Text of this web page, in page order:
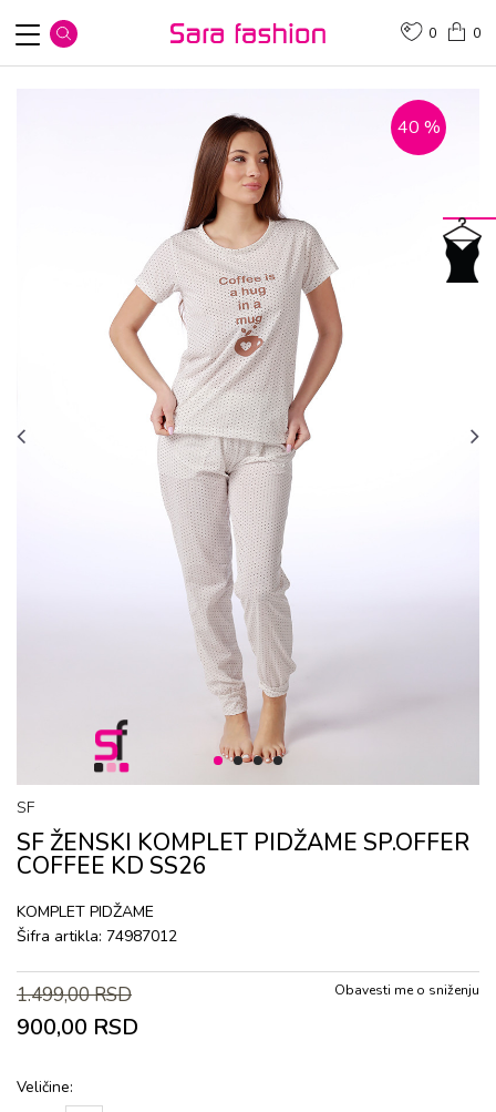
0
0
1 2 3 4
40 %
SF
SF ŽENSKI KОMPLЕT PIDŽAMЕ SP.OFFER
COFFEE KD SS26
KОMPLЕT PIDŽAMЕ
Šifra artikla: 74987012
1.499,00RSD
900,00 RSD
Obavesti me o sniženju
Veličine: